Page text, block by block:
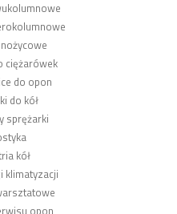
ciężarówek
do opon
do kół
sprężarki
kół
klimatyzacji
opon